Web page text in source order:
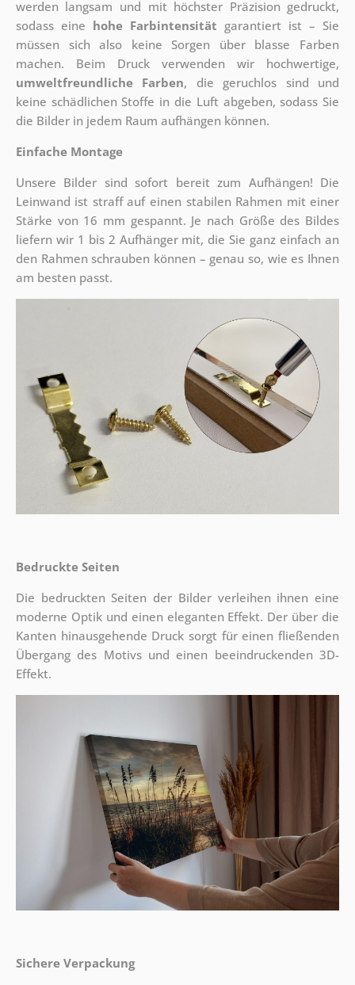
werden langsam und mit höchster Präzision gedruckt,
sodass eine hohe Farbintensität garantiert ist – Sie
müssen sich also keine Sorgen über blasse Farben
machen. Beim Druck verwenden wir hochwertige,
umweltfreundliche Farben, die geruchlos sind und
keine schädlichen Stoffe in die Luft abgeben, sodass Sie
die Bilder in jedem Raum aufhängen können.
Einfache Montage
Unsere Bilder sind sofort bereit zum Aufhängen! Die
Leinwand ist straff auf einen stabilen Rahmen mit einer
Stärke von 16 mm gespannt. Je nach Größe des Bildes
liefern wir 1 bis 2 Aufhänger mit, die Sie ganz einfach an
den Rahmen schrauben können – genau so, wie es Ihnen
am besten passt.
Bedruckte Seiten
Die bedruckten Seiten der Bilder verleihen ihnen eine
moderne Optik und einen eleganten Effekt. Der über die
Kanten hinausgehende Druck sorgt für einen fließenden
Übergang des Motivs und einen beeindruckenden 3D-
Effekt.
Sichere Verpackung